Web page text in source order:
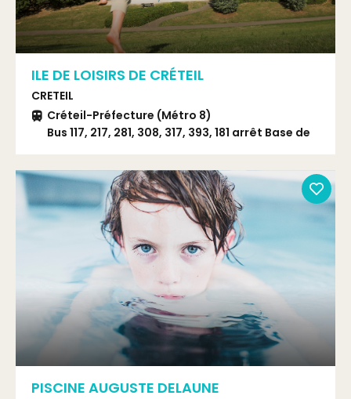
ILE DE LOISIRS DE CRÉTEIL
CRETEIL
Créteil-Préfecture (Métro 8)
Bus 117, 217, 281, 308, 317, 393, 181 arrêt Base de
PISCINE AUGUSTE DELAUNE